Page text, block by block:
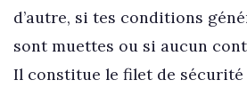
d’autre, si tes conditions
sont muettes ou si aucun
Il constitue le filet de sécurité